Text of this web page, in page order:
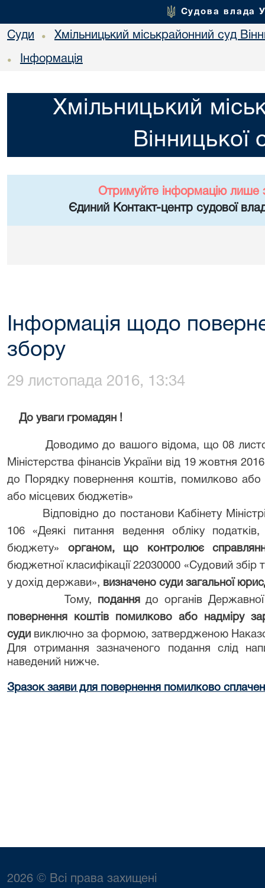
Судова влада
Суди • Хмільницький міськрайонний суд
• Інформація
Хмільницький
Вінницької
Отримуйте інформацію лише
Єдиний Контакт-центр судової
Інформація щодо
збору
29 листопада 2016, 13:34
До уваги громадян !
Доводимо до вашого відома, що 08
Міністерства фінансів України від 19 жовтня
до Порядку повернення коштів, помилково
або місцевих бюджетів»
Відповідно до постанови Кабінету
106 «Деякі питання ведення обліку
бюджету» органом, що контролює
бюджетної класифікації 22030000 «Судовий
у дохід держави», визначено суди загальної
Тому, поданнядо органів
повернення коштів помилково або надміру
суди виключно за формою, затвердженою
Для отримання зазначеного подання слід
наведений нижче.
Зразок заяви для повернення помилково
2026 © Всі права захищені